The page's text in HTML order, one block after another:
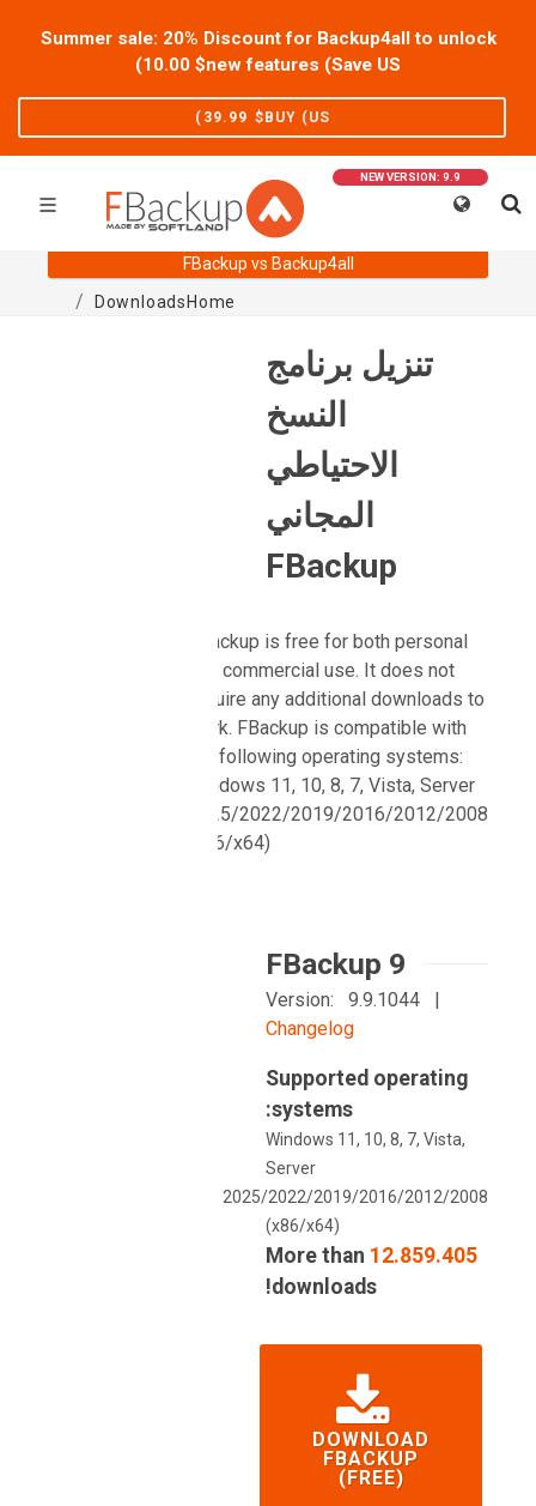
Summer sale: 20% Discount for Backup4all to unlock
new features (Save US$
10.00
)
BUY (US$
39.99
)
NEW VERSION: 9.9
FBackup vs Backup4all
Home
Downloads
تنزيل برنامج
النسخ
الاحتياطي
المجاني
FBackup
FBackup is free for both personal
and commercial use. It does not
require any additional downloads to
work. FBackup is compatible with
the following operating systems:
Windows 11, 10, 8, 7, Vista, Server
2025/2022/2019/2016/2012/2008
(x86/x64)
FBackup 9
Version: 9.9.1044 |
Changelog
Supported operating
systems:
Windows 11, 10, 8, 7, Vista,
Server
2025/2022/2019/2016/2012/2008
(x86/x64)
More than 12.859.405
downloads!
DOWNLOAD
FBACKUP
(FREE)